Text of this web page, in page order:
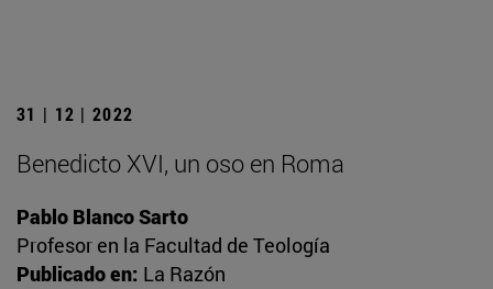
31 | 12 | 2022
Benedicto XVI, un oso en Roma
Pablo Blanco Sarto
Profesor en la Facultad de Teología
Publicado en: La Razón